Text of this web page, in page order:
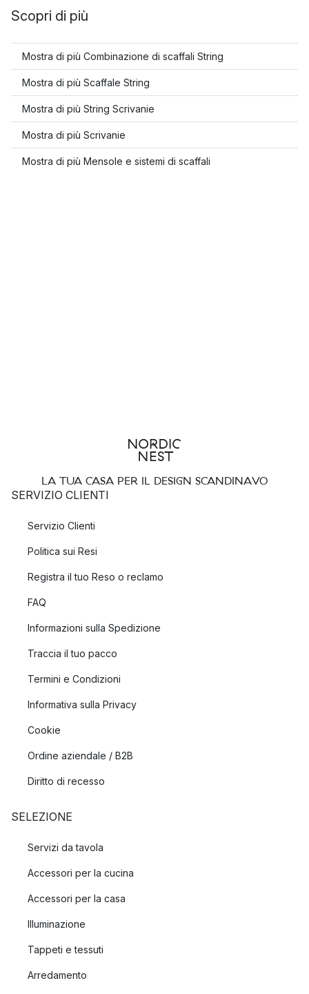
Scopri di più
Mostra di più Combinazione di scaffali String
Mostra di più Scaffale String
Mostra di più String Scrivanie
Mostra di più Scrivanie
Mostra di più Mensole e sistemi di scaffali
LA TUA CASA PER IL DESIGN SCANDINAVO
SERVIZIO CLIENTI
Servizio Clienti
Politica sui Resi
Registra il tuo Reso o reclamo
FAQ
Informazioni sulla Spedizione
Traccia il tuo pacco
Termini e Condizioni
Informativa sulla Privacy
Cookie
Ordine aziendale / B2B
Diritto di recesso
SELEZIONE
Servizi da tavola
Accessori per la cucina
Accessori per la casa
Illuminazione
Tappeti e tessuti
Arredamento